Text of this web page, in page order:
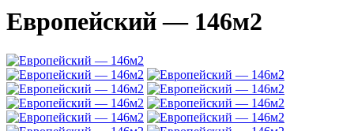
Европейский — 146м2